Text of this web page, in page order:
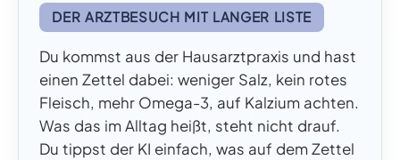
DER ARZTBESUCH MIT LANGER LISTE
Du kommst aus der Hausarztpraxis und hast
einen Zettel dabei: weniger Salz, kein rotes
Fleisch, mehr Omega-3, auf Kalzium achten.
Was das im Alltag heißt, steht nicht drauf.
Du tippst der KI einfach, was auf dem Zettel